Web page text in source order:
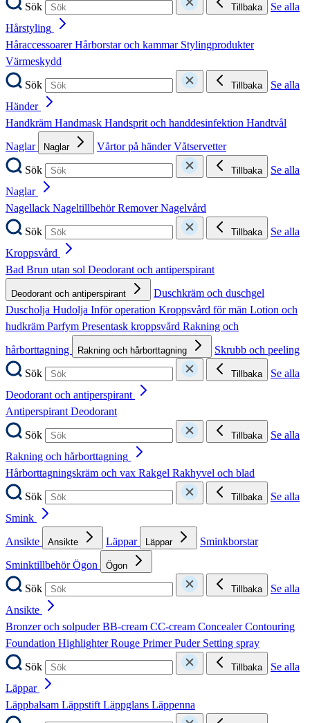
Sök
Tillbaka
Se alla
Hårstyling
HåraccessoarerHårborstar och kammar Stylingprodukter
Värmeskydd
Sök
Tillbaka
Se alla
Händer
Handkräm Handmask Handsprit och handdesinfektion Handtvål
Naglar
Naglar Vårtor på händerVåtservetter
Sök
Tillbaka
Se alla
Naglar
Nagellack NageltillbehörRemoverNagelvård
Sök
Tillbaka
Se alla
Kroppsvård
Bad Brun utan sol Deodorant och antiperspirant
Deodorant och antiperspirant
Duschkräm och duschgel
Duscholja Hudolja Inför operation Kroppsvård för män Lotion och
hudkräm Parfym Presentask kroppsvård Rakning och
hårborttagning
Rakning och hårborttagning
Skrubb och peeling
Sök
Tillbaka
Se alla
Deodorant och antiperspirant
AntiperspirantDeodorant
Sök
Tillbaka
Se alla
Rakning och hårborttagning
Hårborttagningskräm och vax Rakgel Rakhyvel och blad
Sök
Tillbaka
Se alla
Smink
Ansikte
Ansikte Läppar Läppar
Sminkborstar
SminktillbehörÖgon Ögon
Sök Tillbaka
Se alla
Ansikte
Bronzer och solpuderBB-cream CC-cream ConcealerContouring
Foundation HighlighterRouge PrimerPuder Setting spray
Sök
Tillbaka
Se alla
Läppar
Läppbalsam LäppstiftLäppglans Läppenna